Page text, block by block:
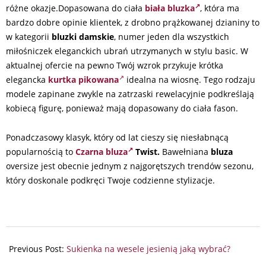
różne okazje.Dopasowana do ciała biała bluzka , która ma
bardzo dobre opinie klientek, z drobno prążkowanej dzianiny to
w kategorii bluzki damskie, numer jeden dla wszystkich
miłośniczek eleganckich ubrań utrzymanych w stylu basic. W
aktualnej ofercie na pewno Twój wzrok przykuje krótka
elegancka kurtka pikowana
idealna na wiosnę. Tego rodzaju
modele zapinane zwykle na zatrzaski rewelacyjnie podkreślają
kobiecą figurę, ponieważ mają dopasowany do ciała fason.
Ponadczasowy klasyk, który od lat cieszy się niesłabnącą
popularnością to Czarna bluza Twist. Bawełniana bluza
oversize jest obecnie jednym z najgorętszych trendów sezonu,
który doskonale podkręci Twoje codzienne stylizacje.
03-
Previous Post: Sukienka na wesele jesienią jaką wybrać?